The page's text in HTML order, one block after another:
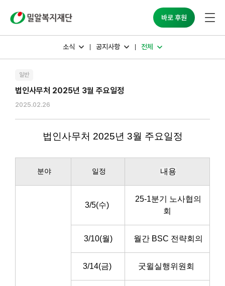
바로 후원
소식 공지사항 전체
일반
법인사무처 2025년 3월 주요일정
2025.02.26
법인사무처 2025년 3월 주요일정
분야 일정 내용
3/5(수)
25-1분기 노사협의
회
3/10(월) 월간 BSC 전략회의
3/14(금) 굿윌실행위원회